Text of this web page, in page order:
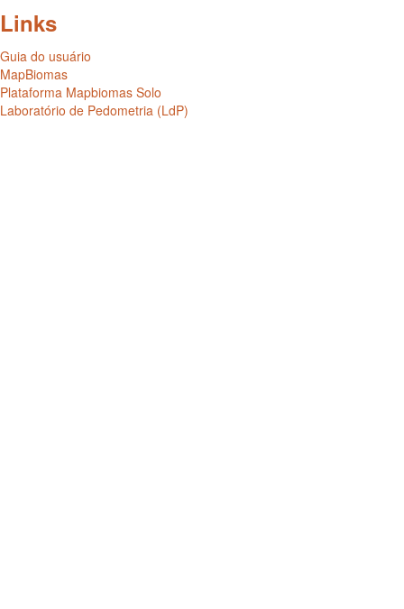
Links
Guia do usuário
MapBiomas
Plataforma Mapbiomas Solo
Laboratório de Pedometria (LdP)